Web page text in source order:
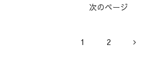
次のページ
1 2
次